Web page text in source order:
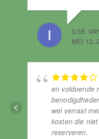
ILSE
MEI 12,
en voldoende
wel verrast
kosten die
reserveren.